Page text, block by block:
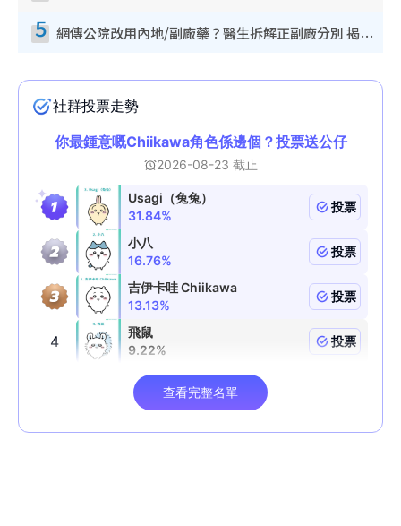
5 網傳公院改用內地/副廠藥？醫生拆解正副廠分別 揭4類人換藥隨時出事